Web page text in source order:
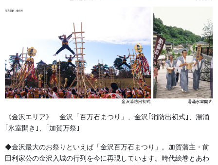
《金沢エリア》 金沢「百万石まつり」、金沢｢消防出初式｣、湯涌
｢氷室開き｣、｢加賀万祭｣
◆金沢最大のお祭りといえば「金沢百万石まつり」。加賀藩主・前
田利家公の金沢入城の行列を今に再現しています。時代絵巻とあわ